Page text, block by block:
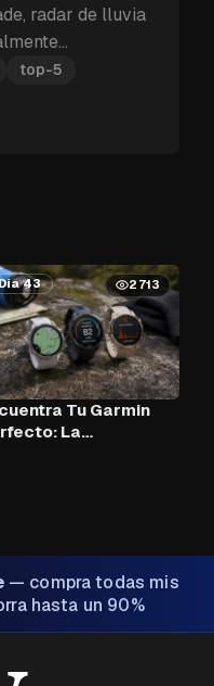
radar de lluvia
cinco apps de
top-5
43 2713
Tu Garmin
La
— compra todas mis
hasta un 90%